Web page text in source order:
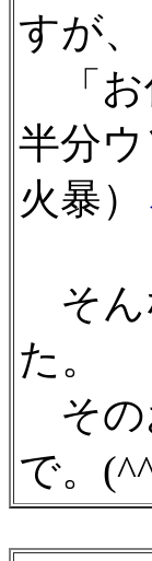
すが
「お
半分
火暴）
そん
た。
その
で。(^^